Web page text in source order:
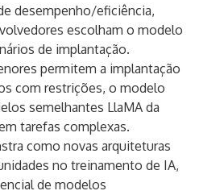
desempenho/eficiência,
escolham o modelo
de implantação.
permitem a implantação
com restrições, o modelo
semelhantes LlaMA da
tarefas complexas.
como novas arquiteturas
no treinamento de IA,
de modelos